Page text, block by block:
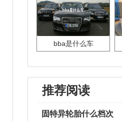
bba是什么车
推荐阅读
固特异轮胎什么档次